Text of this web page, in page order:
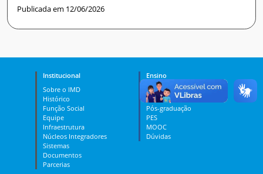
Publicada em 12/06/2026
Institucional
Sobre o IMD
Histórico
Função Social
Equipe
Infraestrutura
Núcleos Integradores
Sistemas
Documentos
Parcerias
Ensino
Curso Técnico
Graduação
Pós-graduação
PES
MOOC
Dúvidas